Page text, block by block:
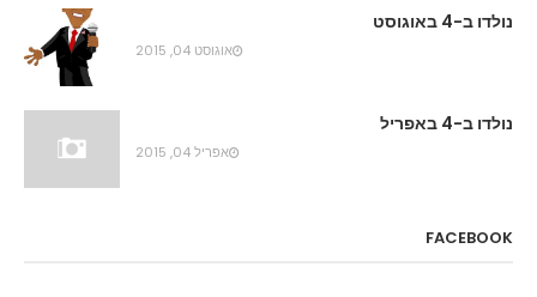
נולדו ב-4 באוגוסט
אוגוסט 04, 2015
נולדו ב-4 באפריל
אפריל 04, 2015
FACEBOOK